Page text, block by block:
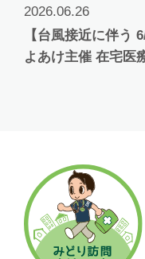
2026.06.26
【台風接近に伴う
よあけ主催 在宅医